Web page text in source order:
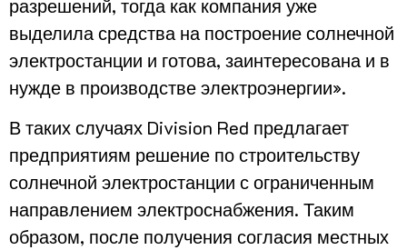
разрешений, тогда как компания уже
выделила средства на построение солнечной
электростанции и готова, заинтересована и в
нужде в производстве электроэнергии».
В таких случаях Division Red предлагает
предприятиям решение по строительству
солнечной электростанции с ограниченным
направлением электроснабжения. Таким
образом, после получения согласия местных